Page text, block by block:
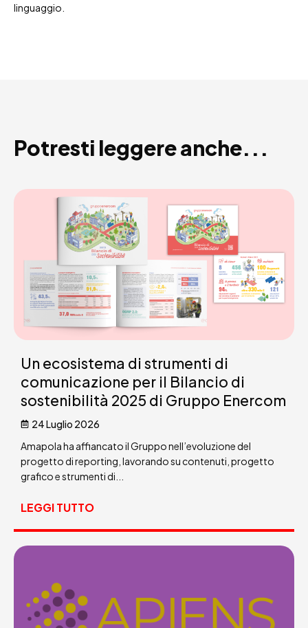
linguaggio.
Potresti leggere anche...
Un ecosistema di strumenti di
comunicazione per il Bilancio di
sostenibilità 2025 di Gruppo Enercom
24 Luglio 2026
Amapola ha affiancato il Gruppo nell’evoluzione del
progetto di reporting, lavorando su contenuti, progetto
grafico e strumenti di...
LEGGI TUTTO